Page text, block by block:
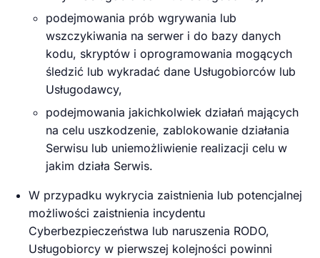
podejmowania prób wgrywania lub
wszczykiwania na serwer i do bazy danych
kodu, skryptów i oprogramowania mogących
śledzić lub wykradać dane Usługobiorców lub
Usługodawcy,
podejmowania jakichkolwiek działań mających
na celu uszkodzenie, zablokowanie działania
Serwisu lub uniemożliwienie realizacji celu w
jakim działa Serwis.
W przypadku wykrycia zaistnienia lub potencjalnej
możliwości zaistnienia incydentu
Cyberbezpieczeństwa lub naruszenia RODO,
Usługobiorcy w pierwszej kolejności powinni